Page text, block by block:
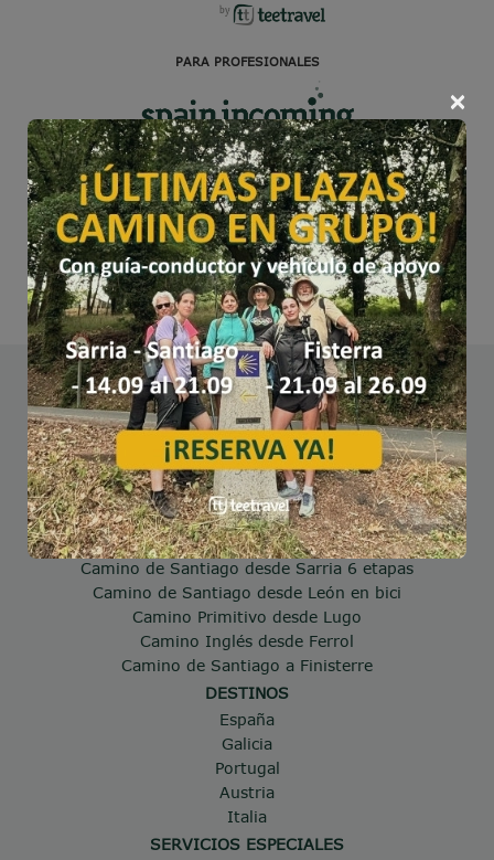
PARA PROFESIONALES
NUESTRA RSE
TEE TRAVEL
Sobre nosotros
Nuestro Equipo
Opiniones
NUESTROS CAMINOS MÁS POPULARES
Camino de Santiago en grupo organizado
Camino de Santiago desde Tui
Camino de Santiago desde Sarria 6 etapas
Camino de Santiago desde León en bici
Camino Primitivo desde Lugo
Camino Inglés desde Ferrol
Camino de Santiago a Finisterre
DESTINOS
España
Galicia
Portugal
Austria
Italia
SERVICIOS ESPECIALES
×